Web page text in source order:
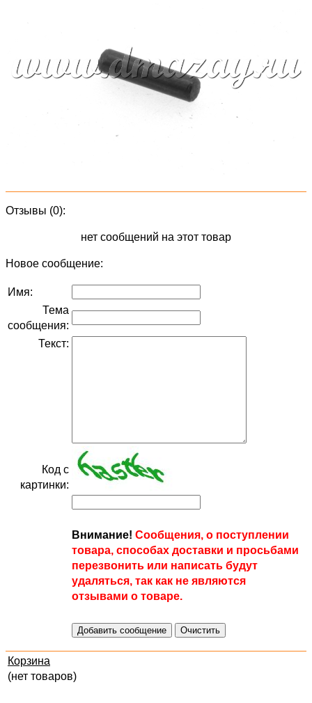
Отзывы (0):
нет сообщений на этот товар
Новое сообщение:
Имя:
Тема
сообщения:
Текст:
Код с
картинки:
Внимание! Сообщения, о поступлении
товара, способах доставки и просьбами
перезвонить или написать будут
удаляться, так как не являются
отзывами о товаре.
Корзина
(нет товаров)